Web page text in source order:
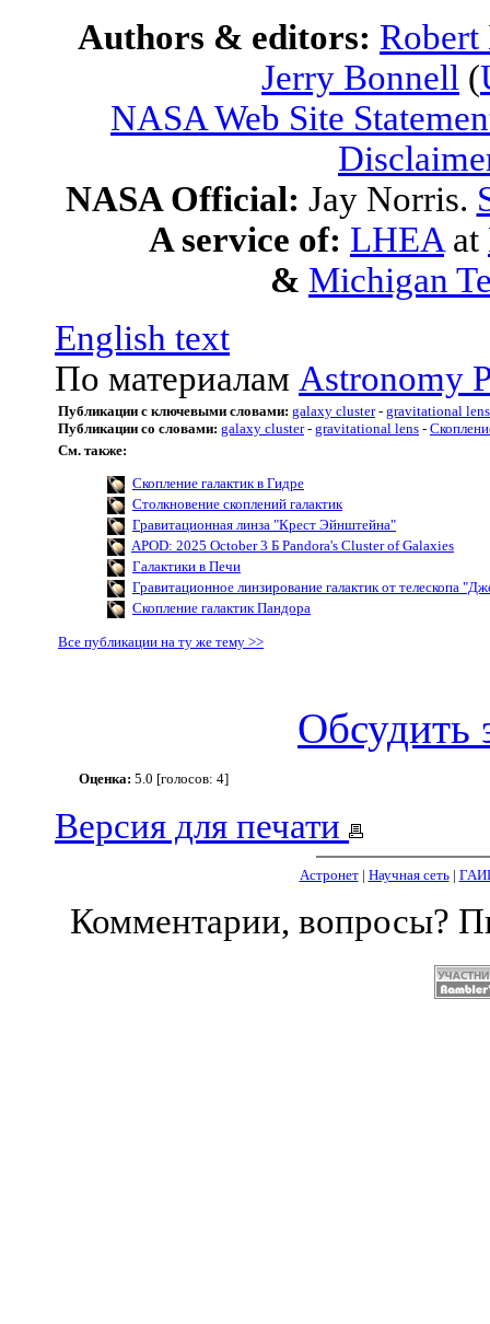
Authors & editors:
Jerry Bonnell (
NASA Web Site
NASA Official: Jay Norris.
A service of: LHEA at
& Michigan
English text
По материалам Astronomy
Публикации с ключевыми словами: galaxy cluster- gravitational lens
Публикации со словами: galaxy cluster- gravitational lens -
См. также:
Скопление галактик в Гидре
Столкновение скоплений галактик
Гравитационная линза "Крест Эйнштейна"
APOD: 2025 October 3 Б Pandora's Cluster of Galaxies
Галактики в Печи
Гравитационное линзирование галактик от телескопа
Скопление галактик Пандора
Все публикации на ту же тему >>
Обсудить
Оценка: 5.0 [голосов: 4]
Версия для печати
Астронет| Научная сеть|
Комментарии, вопросы?